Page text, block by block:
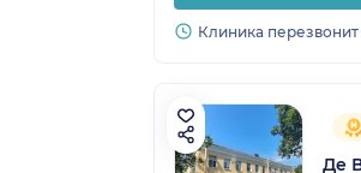
Клиника
Де